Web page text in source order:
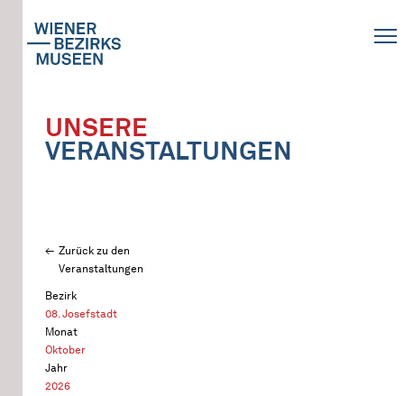
UNSERE
VERANSTALTUNGEN
Zurück zu den
Veranstaltungen
Bezirk
08. Josefstadt
Monat
Oktober
Jahr
2026